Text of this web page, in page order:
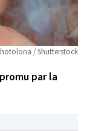
/ Shutterstock
par la